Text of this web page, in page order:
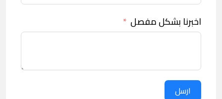
اخبرنا بشكل مفصل
ارسل